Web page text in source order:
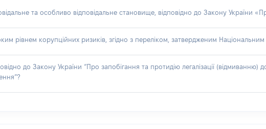
та особливо відповідальне становище, відповідно до Закону України
рівнем корупційних ризиків, згідно з переліком, затвердженим Національним
до Закону України “Про запобігання та протидію легалізації